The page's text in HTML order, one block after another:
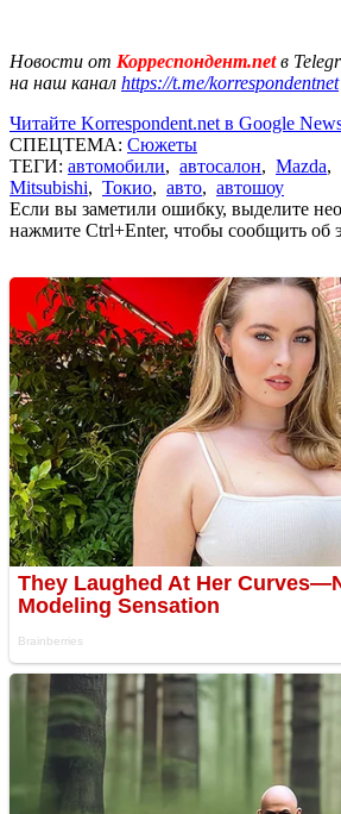
Новости от Корреспондент.netв
на наш канал https://t.me/korrespondentnet
Читайте Korrespondent.net в Google
СПЕЦТЕМА: Сюжеты
ТЕГИ: автомобили, автосалон, Mazda,
Mitsubishi, Токио, авто, автошоу
Если вы заметили ошибку, выделите
нажмите Ctrl+Enter, чтобы сообщить об